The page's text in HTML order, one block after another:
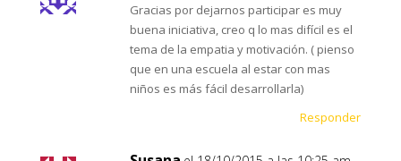
Gracias por dejarnos participar es muy
buena iniciativa, creo q lo mas difícil es el
tema de la empatia y motivación. ( pienso
que en una escuela al estar con mas
niños es más fácil desarrollarla)
Responder